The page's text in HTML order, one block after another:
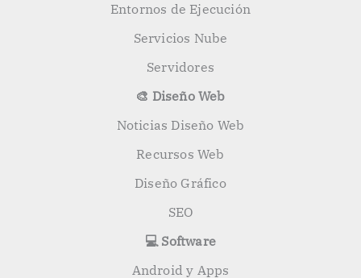
Entornos de Ejecución
Servicios Nube
Servidores
🎨 Diseño Web
Noticias Diseño Web
Recursos Web
Diseño Gráfico
SEO
💻 Software
Android y Apps